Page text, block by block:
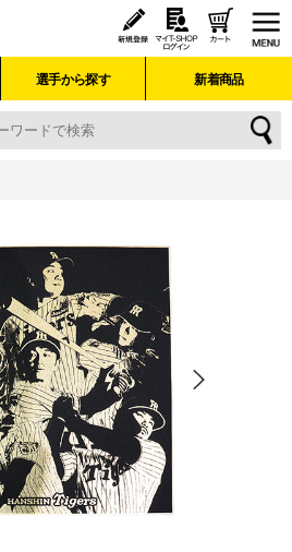
選手から探す 新着商品